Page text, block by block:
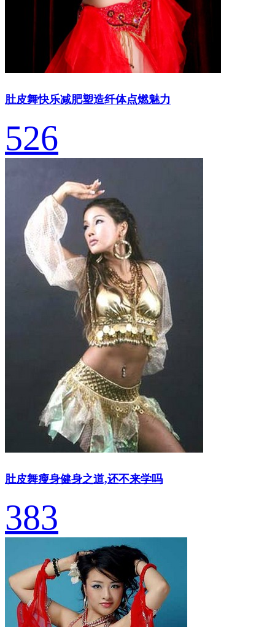
肚皮舞快乐减肥塑造纤体点燃魅力
526
肚皮舞瘦身健身之道,还不来学吗
383